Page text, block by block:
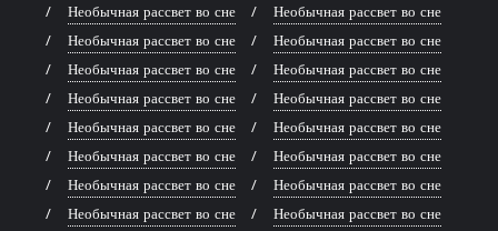
Необычная рассвет во сне
Необычная рассвет во сне
Необычная рассвет во сне
Необычная рассвет во сне
Необычная рассвет во сне
Необычная рассвет во сне
Необычная рассвет во сне
Необычная рассвет во сне
Необычная рассвет во сне
Необычная рассвет во сне
Необычная рассвет во сне
Необычная рассвет во сне
Необычная рассвет во сне
Необычная рассвет во сне
Необычная рассвет во сне
Необычная рассвет во сне